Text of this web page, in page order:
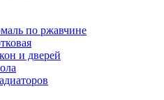
по ржавчине
и дверей